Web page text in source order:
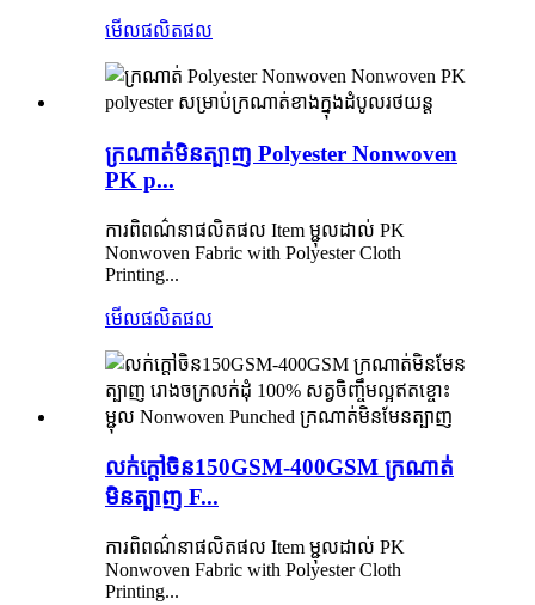
មើលផលិតផល
ក្រណាត់មិនត្បាញ Polyester Nonwoven
PK p...
ការពិពណ៌នាផលិតផល Item ម្ជុលដាល់ PK
Nonwoven Fabric with Polyester Cloth
Printing...
មើលផលិតផល
លក់ក្តៅចិន150GSM-400GSM ក្រណាត់
មិនត្បាញ F...
ការពិពណ៌នាផលិតផល Item ម្ជុលដាល់ PK
Nonwoven Fabric with Polyester Cloth
Printing...